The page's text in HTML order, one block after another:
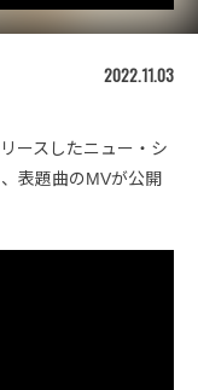
2022.11.03
ースしたニュー・シ
表題曲のMVが公開